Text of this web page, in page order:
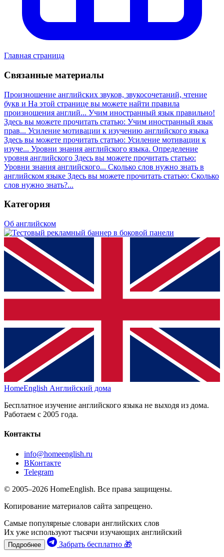
Главная страница
Связанные материалы
Произношение английских звуков, звукосочетаний, чтение
букв и На этой странице вы можете найти правила
произношения англий... Учим иностранный язык правильно!
Здесь вы можете прочитать статью: Учим иностранный язык
прав... Усиление мотивации к изучению английского языка
Здесь вы можете прочитать статью: Усиление мотивации к
изуче... Уровни знания английского языка. Определение
уровня английского Здесь вы можете прочитать статью:
Уровни знания английского... Сколько слов нужно знать в
английском языке Здесь вы можете прочитать статью: Сколько
слов нужно знать?...
Категория
Об английском
HomeEnglish Английский дома
Бесплатное изучение английского языка не выходя из дома.
Работаем с 2005 года.
Контакты
info@homeenglish.ru
ВКонтакте
Telegram
© 2005–2026 HomeEnglish. Все права защищены.
Копирование материалов сайта запрещено.
Самые популярные словари английских слов
Их уже используют тысячи изучающих английский
Подробнее Забрать бесплатно 🎁